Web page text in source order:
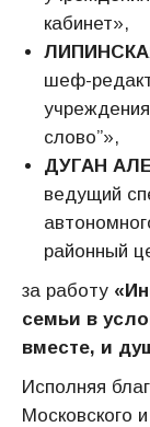
кабинет»,
шеф-
слово”»,
ДУГАН
ведущий
районный
за работу
семьи в
вместе, и
Исполняя
Московского